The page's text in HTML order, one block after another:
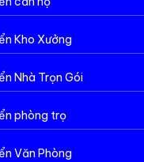
Kho Xưởng
Nhà Trọn Gói
phòng trọ
Văn Phòng